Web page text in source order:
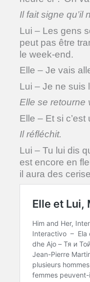
Il fait signe qu’il
Lui – Les gens
peut pas être
le week-end.
Elle – Je vais
Lui – Je ne suis
Elle se retourne
Elle – Et si c’est
Il réfléchit.
Lui – Tu lui dis
est encore en
il aura des